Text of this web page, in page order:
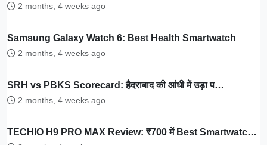
2 months, 4 weeks ago
Samsung Galaxy Watch 6: Best Health Smartwatch
2 months, 4 weeks ago
SRH vs PBKS Scorecard: हैदराबाद की आंधी में उड़ा प…
2 months, 4 weeks ago
TECHIO H9 PRO MAX Review: ₹700 में Best Smartwatc…